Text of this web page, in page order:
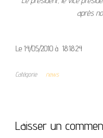
après
Le 14/05/2010 à 18:18:24
Catégorie news
Laisser un